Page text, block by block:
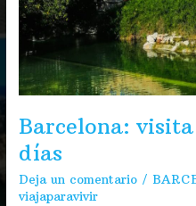
Barcelona:
días
Deja un comentario /
viajaparavivir